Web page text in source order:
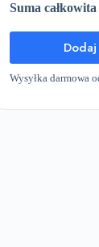
Suma całkowita
Wysyłka darmowa